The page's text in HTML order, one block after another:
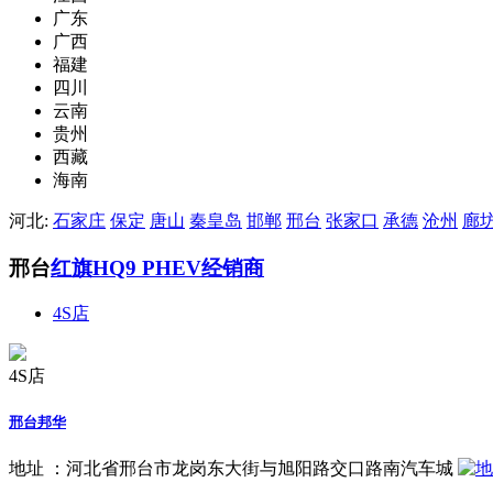
广东
广西
福建
四川
云南
贵州
西藏
海南
河北: 石家庄 保定 唐山 秦皇岛 邯郸 邢台 张家口 承德 沧州 廊
邢台红旗HQ9 PHEV经销商
4S店
4S店
邢台邦华
地址 ： 河北省邢台市龙岗东大街与旭阳路交口路南汽车城